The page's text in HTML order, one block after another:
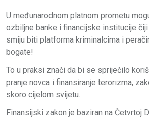
U međunarodnom platnom prometu
ozbiljne banke i financijske institucije
smiju biti platforma kriminalcima i
bogate!
To u praksi znači da bi se spriječilo
pranje novca i finansiranje terorizma,
skoro cijelom svijetu.
Finansijski zakon je baziran na Četvrtoj